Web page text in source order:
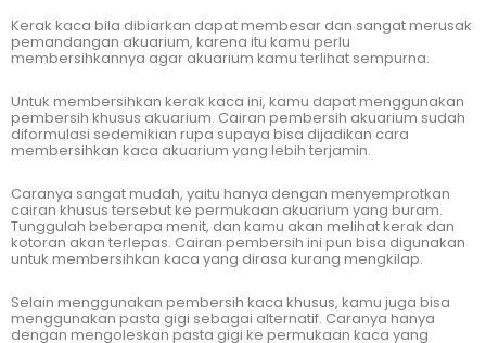
Kerak kaca bila dibiarkan dapat membesar dan sangat merusak
pemandangan akuarium, karena itu kamu perlu
membersihkannya agar akuarium kamu terlihat sempurna.
Untuk membersihkan kerak kaca ini, kamu dapat menggunakan
pembersih khusus akuarium. Cairan pembersih akuarium sudah
diformulasi sedemikian rupa supaya bisa dijadikan cara
membersihkan kaca akuarium yang lebih terjamin.
Caranya sangat mudah, yaitu hanya dengan menyemprotkan
cairan khusus tersebut ke permukaan akuarium yang buram.
Tunggulah beberapa menit, dan kamu akan melihat kerak dan
kotoran akan terlepas. Cairan pembersih ini pun bisa digunakan
untuk membersihkan kaca yang dirasa kurang mengkilap.
Selain menggunakan pembersih kaca khusus, kamu juga bisa
menggunakan pasta gigi sebagai alternatif. Caranya hanya
dengan mengoleskan pasta gigi ke permukaan kaca yang